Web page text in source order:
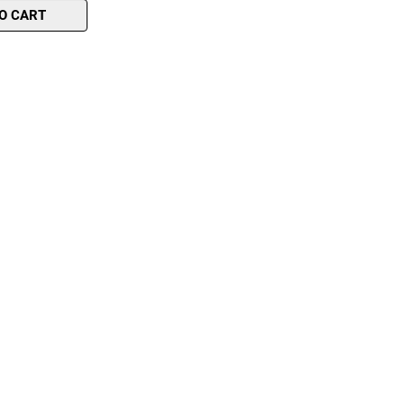
CART